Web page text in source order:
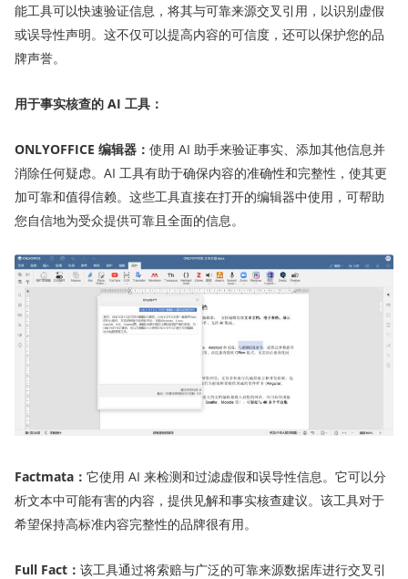
能工具可以快速验证信息，将其与可靠来源交叉引用，以识别虚假
或误导性声明。这不仅可以提高内容的可信度，还可以保护您的品
牌声誉。
用于事实核查的 AI 工具：
ONLYOFFICE 编辑器 ： 使用 AI 助手来验证事实、添加其他信息并
消除任何疑虑。AI 工具有助于确保内容的准确性和完整性，使其更
加可靠和值得信赖。这些工具直接在打开的编辑器中使用，可帮助
您自信地为受众提供可靠且全面的信息。
Factmata ： 它使用 AI 来检测和过滤虚假和误导性信息。它可以分
析文本中可能有害的内容，提供见解和事实核查建议。该工具对于
希望保持高标准内容完整性的品牌很有用。
Full Fact ： 该工具通过将索赔与广泛的可靠来源数据库进行交叉引